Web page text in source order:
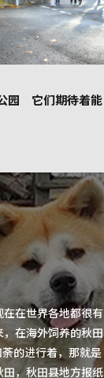
园 它们期待着能
在在世界各地都很有
在海外饲养的秋田
的进行着，那就是
田，秋田县地方报纸